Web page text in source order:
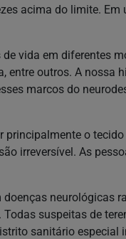
acima do limite. Em
vida em diferentes
entre outros. A nossa
marcos do
principalmente o
irreversível. As
neurológicas
suspeitas de
sanitário especial